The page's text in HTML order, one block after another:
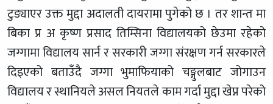
टुङ्याएर उक्त मुद्दा अदालती दायरामा पुगेको छ । तर शान्त मा
बिका प्र अ कृष्ण प्रसाद तिम्सिना विद्यालयको छेउमा रहेको
जग्गामा विद्यालय सार्न र सरकारी जग्गा संरक्षण गर्न सरकारले
दिइएको बताउँदै जग्गा भुमाफियाको चङ्गुलबाट जोगाउन
विद्यालय र स्थानियले असल नियतले काम गर्दा मुद्दा खेप्न परेको